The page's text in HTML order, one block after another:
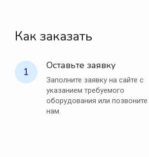
Как заказать
1 Оставьте заявку
Заполните заявку на сайте с
указанием требуемого
оборудования или позвоните
нам.